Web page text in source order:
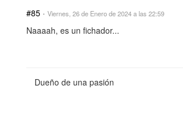
#85 · Viernes, 26 de Enero de 2024 a las 22:59
Naaaah, es un fichador...
Dueño de una pasión